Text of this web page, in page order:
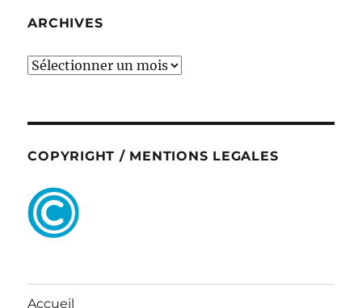
ARCHIVES
ARCHIVES
COPYRIGHT / MENTIONS LEGALES
Accueil